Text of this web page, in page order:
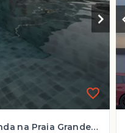
Casa em Condomínio à venda na Praia Grande com valores à partir de R$ 420 mil